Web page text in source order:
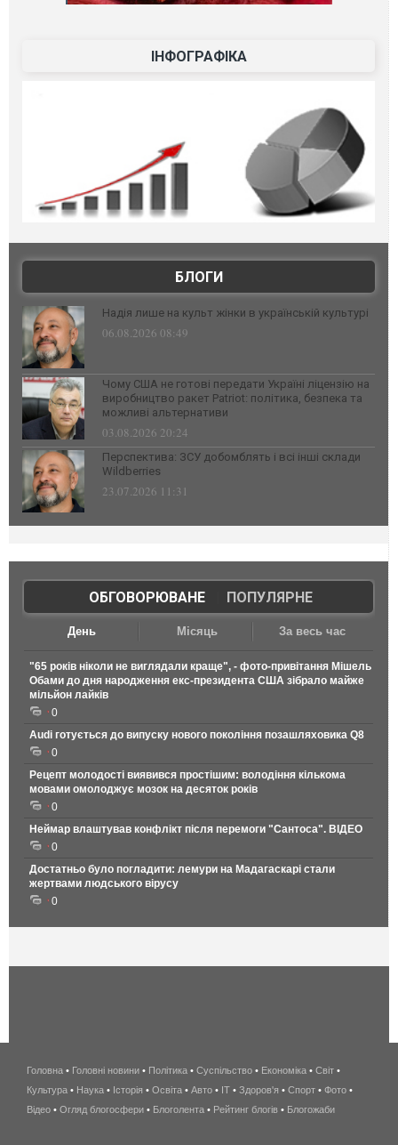
ІНФОГРАФІКА
БЛОГИ
Надія лише на культ жінки в українській культурі
06.08.2026 08:49
Чому США не готові передати Україні ліцензію на
виробництво ракет Patriot: політика, безпека та
можливі альтернативи
03.08.2026 20:24
Перспектива: ЗСУ добомблять і всі інші склади
Wildberries
23.07.2026 11:31
ОБГОВОРЮВАНЕ| ПОПУЛЯРНЕ
День Місяць За весь час
"65 років ніколи не виглядали краще", - фото-привітання Мішель
Обами до дня народження екс-президента США зібрало майже
мільйон лайків
0
Audi готується до випуску нового покоління позашляховика Q8
0
Рецепт молодості виявився простішим: володіння кількома
мовами омолоджує мозок на десяток років
0
Неймар влаштував конфлікт після перемоги "Сантоса". ВІДЕО
0
Достатньо було погладити: лемури на Мадагаскарі стали
жертвами людського вірусу
0
беспроводной
интернет
киев
Головна • Головні новини • Політика • Суспільство • Економіка • Світ •
Культура • Наука • Історія • Освіта • Авто • IT • Здоров'я • Спорт • Фото •
Відео • Огляд блогосфери • Блоголента • Рейтинг блогів • Блогожаби